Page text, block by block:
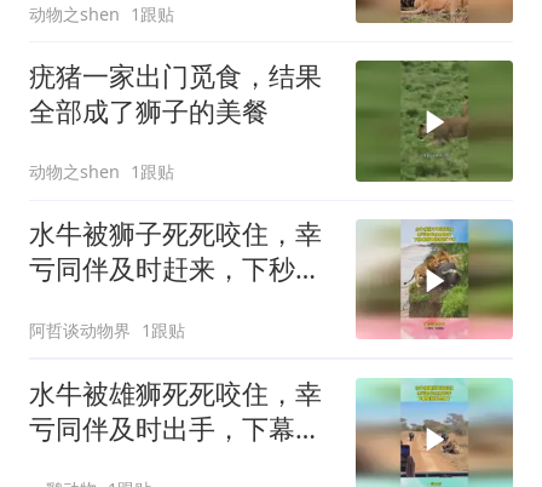
动物之shen 1跟贴
疣猪一家出门觅食，结果
全部成了狮子的美餐
动物之shen 1跟贴
水牛被狮子死死咬住，幸
亏同伴及时赶来，下秒雄
阿哲谈动物界 1跟贴
水牛被雄狮死死咬住，幸
亏同伴及时出手，下幕雄